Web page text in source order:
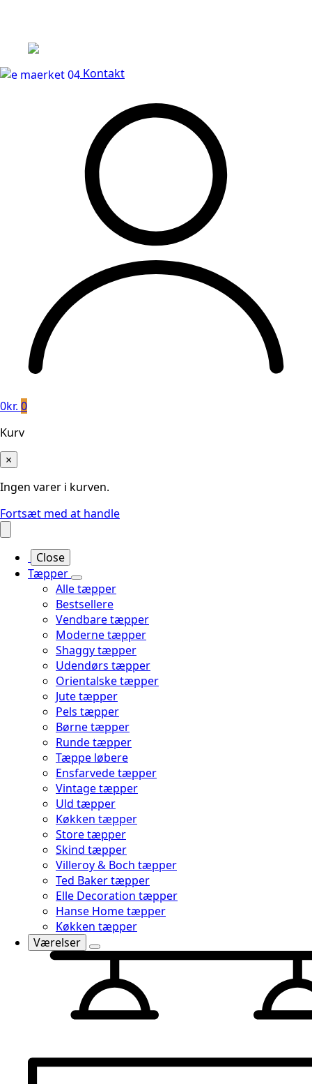
Kontakt
0kr. 0
Kurv
×
Ingen varer i kurven.
Fortsæt med at handle
Close
Tæpper
Alle tæpper
Bestsellere
Vendbare tæpper
Moderne tæpper
Shaggy tæpper
Udendørs tæpper
Orientalske tæpper
Jute tæpper
Pels tæpper
Børne tæpper
Runde tæpper
Tæppe løbere
Ensfarvede tæpper
Vintage tæpper
Uld tæpper
Køkken tæpper
Store tæpper
Skind tæpper
Villeroy & Boch tæpper
Ted Baker tæpper
Elle Decoration tæpper
Hanse Home tæpper
Køkken tæpper
Værelser